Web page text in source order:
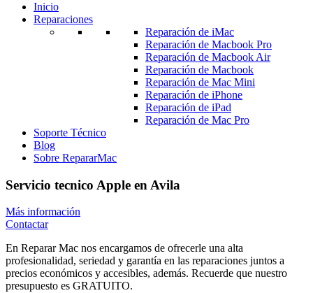
Inicio
Reparaciones
Reparación de iMac
Reparación de Macbook Pro
Reparación de Macbook Air
Reparación de Macbook
Reparación de Mac Mini
Reparación de iPhone
Reparación de iPad
Reparación de Mac Pro
Soporte Técnico
Blog
Sobre RepararMac
Servicio tecnico Apple en Avila
Más información
Contactar
En Reparar Mac nos encargamos de ofrecerle una alta
profesionalidad, seriedad y garantía en las reparaciones juntos a
precios económicos y accesibles, además. Recuerde que nuestro
presupuesto es GRATUITO.